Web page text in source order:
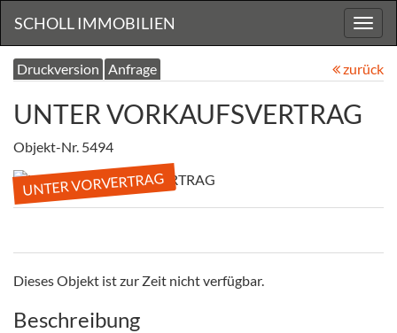
ein-/
SCHOLL IMMOBILIEN
Druckversion Anfrage zurück
UNTER VORKAUFSVERTRAG
Objekt-Nr. 5494
UNTER VORVERTRAG
Dieses Objekt ist zur Zeit nicht verfügbar.
Beschreibung